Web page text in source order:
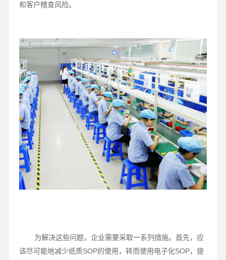
和客户稽查风险。
为解决这些问题，企业需要采取一系列措施。首先，应
该尽可能地减少纸质SOP的使用，转而使用电子化SOP，提